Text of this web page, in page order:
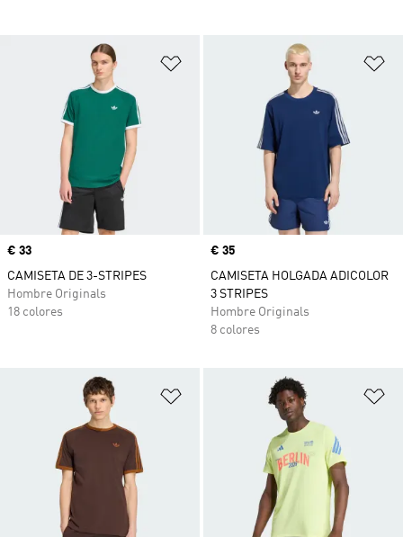
Añadir a la lista de deseos
Precio
€ 33
CAMISETA DE 3-STRIPES
Hombre Originals
18 colores
Precio
€ 35
CAMISETA HOLGADA ADICOLOR
3 STRIPES
Hombre Originals
8 colores
Añadir a la lista de deseos